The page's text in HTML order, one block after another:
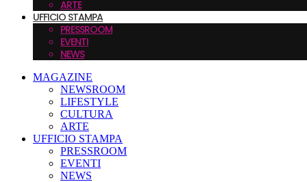
ARTE
UFFICIO STAMPA
PRESSROOM
EVENTI
NEWS
MAGAZINE
NEWSROOM
LIFESTYLE
CULTURA
ARTE
UFFICIO STAMPA
PRESSROOM
EVENTI
NEWS